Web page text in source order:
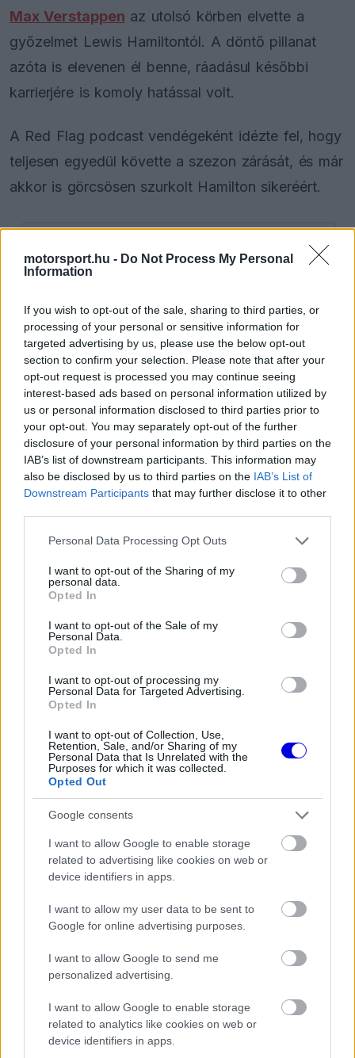
motorsport.hu - Do Not Process My Personal
Information
If you wish to opt-out of the sale, sharing to third parties, or
processing of your personal or sensitive information for
targeted advertising by us, please use the below opt-out
section to confirm your selection. Please note that after your
opt-out request is processed you may continue seeing
interest-based ads based on personal information utilized by
us or personal information disclosed to third parties prior to
your opt-out. You may separately opt-out of the further
disclosure of your personal information by third parties on the
IAB’s list of downstream participants. This information may
also be disclosed by us to third parties on the IAB’s List of
Downstream Participants that may further disclose it to other
Please note that this website/app uses one or more Google
not limited to your visit or usage behaviour. You may click to
grant or deny consent to Google and its third-party tags to
use your data for below specified purposes in below Google
consent section.
Personal Data Processing Opt Outs
I want to opt-out of the Sharing of my
personal data.
Opted In
I want to opt-out of the Sale of my
Personal Data.
Opted In
I want to opt-out of processing my
Personal Data for Targeted Advertising.
Opted In
I want to opt-out of Collection, Use,
Retention, Sale, and/or Sharing of my
Personal Data that Is Unrelated with the
Purposes for which it was collected.
Opted Out
Google consents
I want to allow Google to enable storage
related to advertising like cookies on web or
device identifiers in apps.
I want to allow my user data to be sent to
Google for online advertising purposes.
I want to allow Google to send me
personalized advertising.
I want to allow Google to enable storage
related to analytics like cookies on web or
device identifiers in apps.
Max Verstappen az utolsó körben elvette a
győzelmet Lewis Hamiltontól. A döntő pillanat
azóta is elevenen él benne, ráadásul későbbi
karrierjére is komoly hatással volt.
A Red Flag podcast vendégeként idézte fel, hogy
teljesen egyedül követte a szezon zárását, és már
akkor is görcsösen szurkolt Hamilton sikeréért.
Player
loading.
Pause UnmuteLoaded:
0%
Picture-
in-
Picture
Fullscreen
„Egyedül voltam a szobámban, és teljes erőből
Hamiltonnak drukkoltam. Nem akartam, hogy
visszavonuljon, ugyanis szerettem volna úgy
feljutni az F1-be, hogy még ő is ott van a
rajtrácson” – mondta, majd hozzátette, hogy esze
ágában sem volt engedni neki a pályán, amikor
idén először összecsaptak.
EZEKET IS AJÁNLJUK
FORMA-1
Aston Martin az F1-ben
FORMA-1
Mélypontról mentené meg F1-es
szezonkezdés után
Kimi Räikkönen, akinek több
világbajnoki címet kellett volna
Hadjar számára különösen sokat jelentett, hogy a
hétszeres világbajnokkal nemcsak küzdhetett,
hanem beszélgethetett is a versenyeken.